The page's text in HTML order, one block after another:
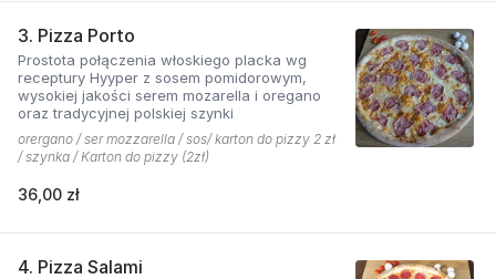
3. Pizza Porto
Prostota połączenia włoskiego placka wg
receptury Hyyper z sosem pomidorowym,
wysokiej jakości serem mozarella i oregano
oraz tradycyjnej polskiej szynki
orergano / ser mozzarella / sos/ karton do pizzy 2 zł
/ szynka / Karton do pizzy (2zł)
36,00 zł
4. Pizza Salami